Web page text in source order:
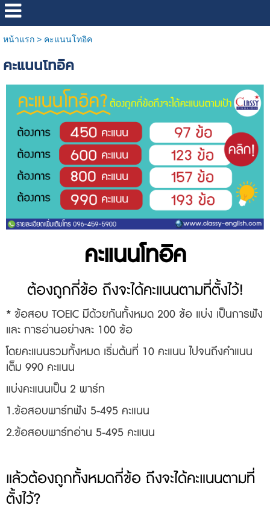
หน้าแรก> คะแนนโทอิค
คะแนนโทอิค
คะแนนโทอิค
ต้องถูกกี่ข้อ ถึงจะได้คะแนนตามที่ตั้งไว้!
* ข้อสอบ TOEIC มีด้วยกันทั้งหมด 200 ข้อ แบ่ง เป็นการฟัง
และ การอ่านอย่างละ 100 ข้อ
โดยคะแนนรวมทั้งหมด เริ่มต้นที่ 10 คะแนน ไปจนถึงคำแนน
เต็ม 990 คะแนน
แบ่งคะแนนเป็น 2 พาร์ท
1.ข้อสอบพาร์ทฟัง 5-495 คะแนน
2.ข้อสอบพาร์ทอ่าน 5-495 คะแนน
แล้วต้องถูกทั้งหมดกี่ข้อ ถึงจะได้คะแนนตามที่
ตั้งไว้?